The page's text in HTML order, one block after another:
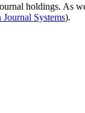
holdings.
Journal Systems).